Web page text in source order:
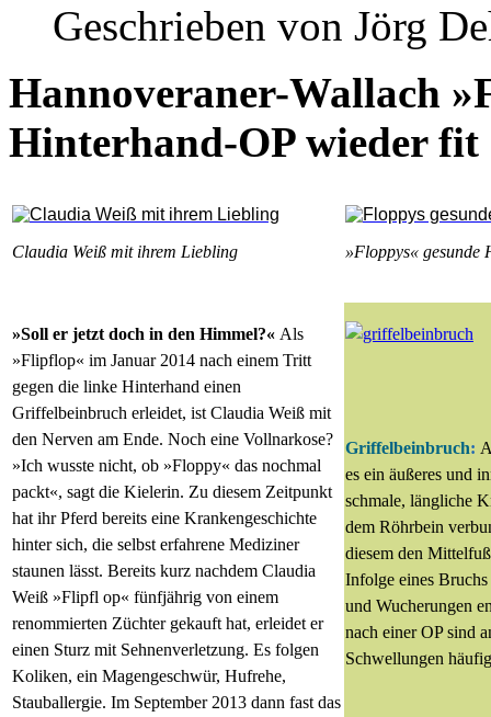
Geschrieben von Jörg
Hannoveraner-Wallach
Hinterhand-OP wieder fit
Claudia Weiß mit ihrem Liebling »Floppys« gesunde
»Soll er jetzt doch in den Himmel?« Als
»Flipflop« im Januar 2014 nach einem Tritt
gegen die linke Hinterhand einen
Griffelbeinbruch erleidet, ist Claudia Weiß mit
den Nerven am Ende. Noch eine Vollnarkose?
»Ich wusste nicht, ob »Floppy« das nochmal
packt«, sagt die Kielerin. Zu diesem Zeitpunkt
hat ihr Pferd bereits eine Krankengeschichte
hinter sich, die selbst erfahrene Mediziner
staunen lässt. Bereits kurz nachdem Claudia
Weiß »Flipfl op« fünfjährig von einem
renommierten Züchter gekauft hat, erleidet er
einen Sturz mit Sehnenverletzung. Es folgen
Koliken, ein Magengeschwür, Hufrehe,
Stauballergie. Im September 2013 dann fast das
Griffelbeinbruch:
es ein äußeres und
schmale, längliche
dem Röhrbein
diesem den
Infolge eines
und Wucherungen
nach einer OP sind
Schwellungen